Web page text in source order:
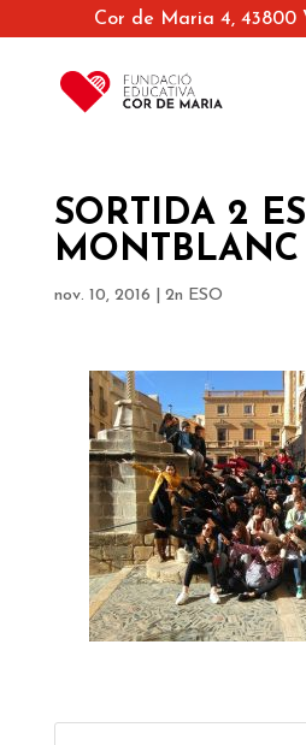
Cor de Maria 4, 43800
SORTIDA 2
MONTBLANC
nov. 10, 2016 2n ESO